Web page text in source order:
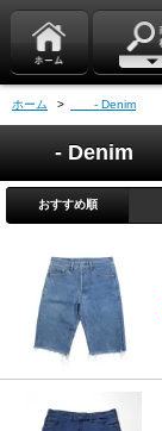
ホーム > - Denim
- Denim
おすすめ順